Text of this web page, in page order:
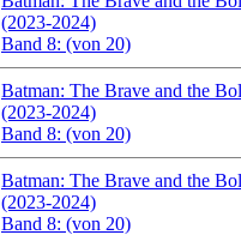
(2023-2024)
Band 8: (von 20)
Batman: The Brave and the
(2023-2024)
Band 8: (von 20)
Batman: The Brave and the
(2023-2024)
Band 8: (von 20)